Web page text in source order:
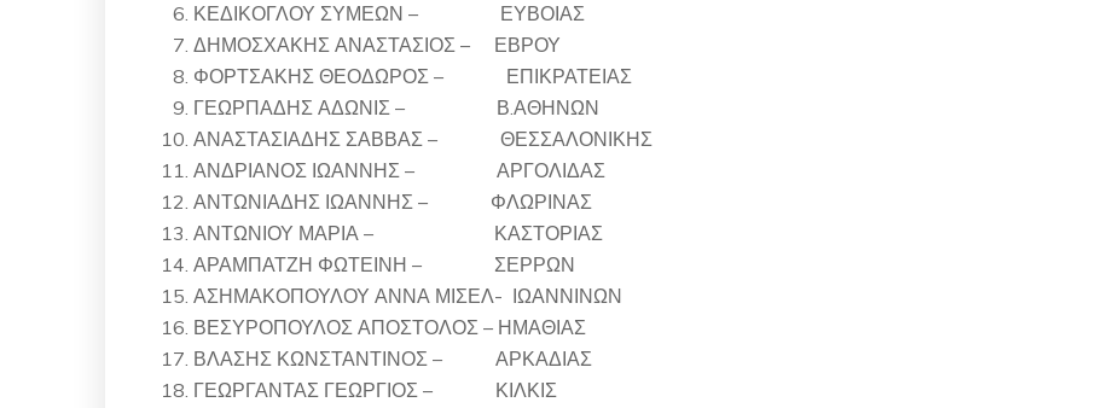
ΚΕΔΙΚΟΓΛΟΥ ΣΥΜΕΩΝ – ΕΥΒΟΙΑΣ
ΔΗΜΟΣΧΑΚΗΣ ΑΝΑΣΤΑΣΙΟΣ – ΕΒΡΟΥ
ΦΟΡΤΣΑΚΗΣ ΘΕΟΔΩΡΟΣ – ΕΠΙΚΡΑΤΕΙΑΣ
ΓΕΩΡΠΑΔΗΣ ΑΔΩΝΙΣ – Β.ΑΘΗΝΩΝ
ΑΝΑΣΤΑΣΙΑΔΗΣ ΣΑΒΒΑΣ – ΘΕΣΣΑΛΟΝΙΚΗΣ
ΑΝΔΡΙΑΝΟΣ ΙΩΑΝΝΗΣ – ΑΡΓΟΛΙΔΑΣ
ΑΝΤΩΝΙΑΔΗΣ ΙΩΑΝΝΗΣ – ΦΛΩΡΙΝΑΣ
ΑΝΤΩΝΙΟΥ ΜΑΡΙΑ – ΚΑΣΤΟΡΙΑΣ
ΑΡΑΜΠΑΤΖΗ ΦΩΤΕΙΝΗ – ΣΕΡΡΩΝ
ΑΣΗΜΑΚΟΠΟΥΛΟΥ ΑΝΝΑ ΜΙΣΕΛ- ΙΩΑΝΝΙΝΩΝ
ΒΕΣΥΡΟΠΟΥΛΟΣ ΑΠΟΣΤΟΛΟΣ – ΗΜΑΘΙΑΣ
ΒΛΑΣΗΣ ΚΩΝΣΤΑΝΤΙΝΟΣ – ΑΡΚΑΔΙΑΣ
ΓΕΩΡΓΑΝΤΑΣ ΓΕΩΡΓΙΟΣ – ΚΙΛΚΙΣ